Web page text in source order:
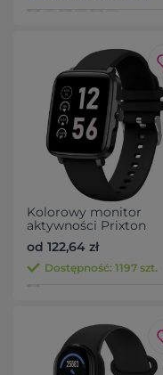
Kolorowy monitor
aktywności Prixton
AT803 z termometrem
od 122,64 zł
Dostępność: 1197 szt.